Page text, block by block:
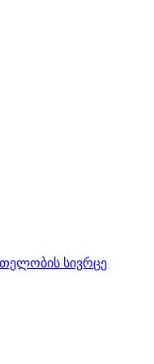
სივრცე